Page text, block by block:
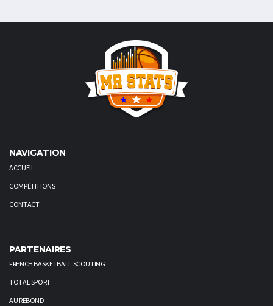
NAVIGATION
ACCUEIL
COMPÉTITIONS
CONTACT
PARTENAIRES
FRENCH BASKETBALL SCOUTING
TOTAL SPORT
AU REBOND